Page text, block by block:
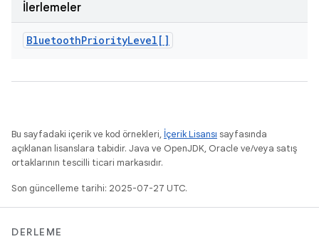
İlerlemeler
BluetoothPriorityLevel[]
Bu sayfadaki içerik ve kod örnekleri, İçerik Lisansı sayfasında
açıklanan lisanslara tabidir. Java ve OpenJDK, Oracle ve/veya satış
ortaklarının tescilli ticari markasıdır.
Son güncelleme tarihi: 2025-07-27 UTC.
DERLEME